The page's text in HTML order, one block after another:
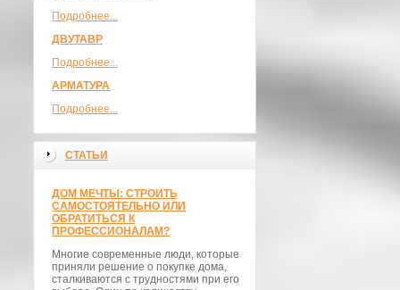
Подробнее...
ДВУТАВР
Подробнее...
АРМАТУРА
Подробнее...
СТАТЬИ
ДОМ МЕЧТЫ: СТРОИТЬ
САМОСТОЯТЕЛЬНО ИЛИ
ОБРАТИТЬСЯ К
ПРОФЕССИОНАЛАМ?
Многие современные люди, которые
приняли решение о покупке дома,
сталкиваются с трудностями при его